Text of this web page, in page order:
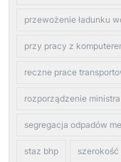
przewożenie ładunku
przy pracy z
reczne prace
rozporządzenie
segregacja odpadów
staz bhp